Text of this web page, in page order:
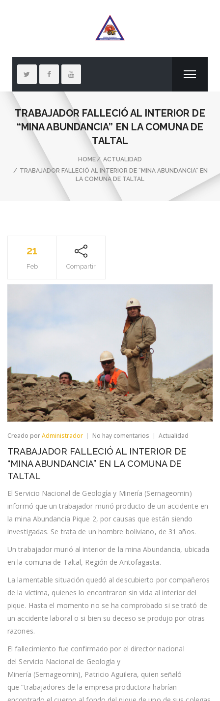
TRABAJADOR FALLECIÓ AL INTERIOR DE
“MINA ABUNDANCIA” EN LA COMUNA DE
TALTAL
HOME
ACTUALIDAD
TRABAJADOR FALLECIÓ AL INTERIOR DE “MINA ABUNDANCIA” EN
LA COMUNA DE TALTAL
21
Feb Compartir
Creado porAdministrador No hay comentarios en
FALLECIÓ
AL
INTERIOR
ABUNDANCIA”
EN
LA
COMUNA
TALTAL
Actualidad
TRABAJADOR FALLECIÓ AL INTERIOR DE
“MINA ABUNDANCIA” EN LA COMUNA DE
TALTAL
El Servicio Nacional de Geología y Minería (Sernageomin)
informó que un trabajador murió producto de un accidente en
la mina Abundancia Pique 2, por causas que están siendo
investigadas. Se trata de un hombre boliviano, de 31 años.
Un trabajador murió al interior de la mina Abundancia, ubicada
en la comuna de Taltal, Región de Antofagasta.
La lamentable situación quedó al descubierto por compañeros
de la víctima, quienes lo encontraron sin vida al interior del
pique. Hasta el momento no se ha comprobado si se trató de
un accidente laboral o si bien su deceso se produjo por otras
razones.
El fallecimiento fue confirmado por el director nacional
del Servicio Nacional de Geología y
Minería (Sernageomin), Patricio Aguilera, quien señaló
que “trabajadores de la empresa productora habrían